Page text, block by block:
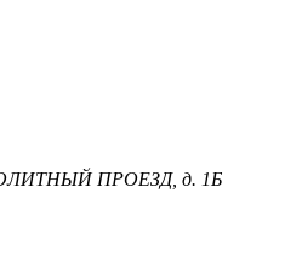
ПРОЕЗД, д. 1Б